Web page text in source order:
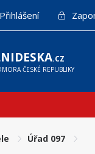
Přihlášení
.CZ
ČESKÉ REPUBLIKY
Úřad 097